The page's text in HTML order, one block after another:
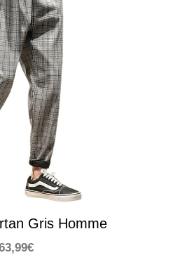
Gris Homme
€